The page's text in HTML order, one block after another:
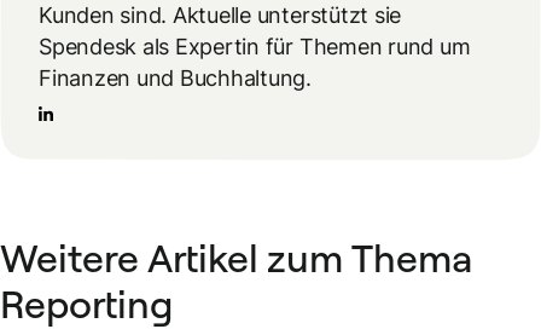
Kunden sind. Aktuelle unterstützt sie
Spendesk als Expertin für Themen rund um
Finanzen und Buchhaltung.
Weitere Artikel zum Thema
Reporting